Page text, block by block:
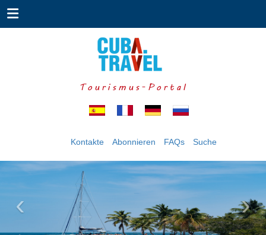
Tourismus-Portal
Kontakte Abonnieren FAQs Suche
‹ ›